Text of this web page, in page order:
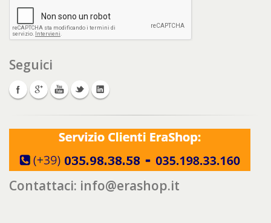
Seguici
Contattaci: info@erashop.it